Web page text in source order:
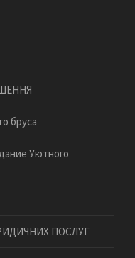
бруса
Уютного
ПОСЛУГ